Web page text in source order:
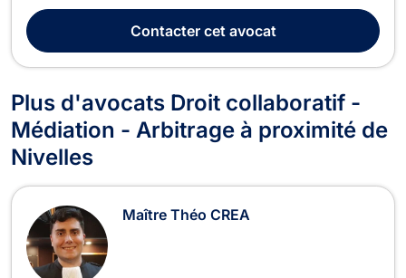
VERHEYEN s’occupe des conséquences découlant d’un
divorce ou d’une séparation ou enco...
Contactercet avocat
Plus d'avocats Droit collaboratif -
Médiation - Arbitrage à proximité de
Nivelles
Maître Théo CREA